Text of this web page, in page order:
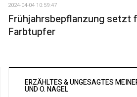
2024-04-04 10:59:47
Frühjahrsbepflanzung setzt
Farbtupfer
ERZÄHLTES & UNGESAGTES MEINER
ND O. NAGEL